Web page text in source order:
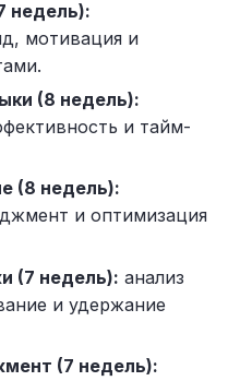
недель):
мотивация и
(8 недель):
и тайм-
(8 недель):
и оптимизация
(7 недель): анализ
и удержание
(7 недель):